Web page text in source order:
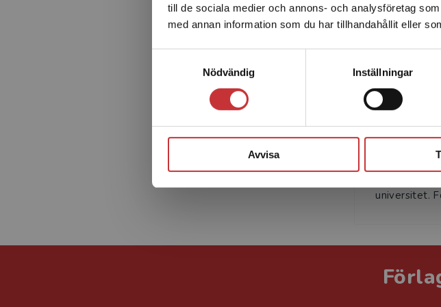
till de sociala medier och annons- och analysföretag
med annan information som du har tillhandahållit eller
Nödvändig
Inställningar
Avvisa
Sverige. För att kunna
leveransadressen vara i
Annika
sociologi
Institutionen
universitet.